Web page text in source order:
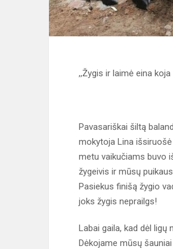
,,Žygis ir laimė eina koja
Diane
Pavasariškai šiltą
mokytoja Lina
metu vaikučiams buvo
žygeivis ir mūsų
Pasiekus finišą žygio
joks žygis neprailgs!
Labai gaila, kad dėl ligų
Dėkojame mūsų